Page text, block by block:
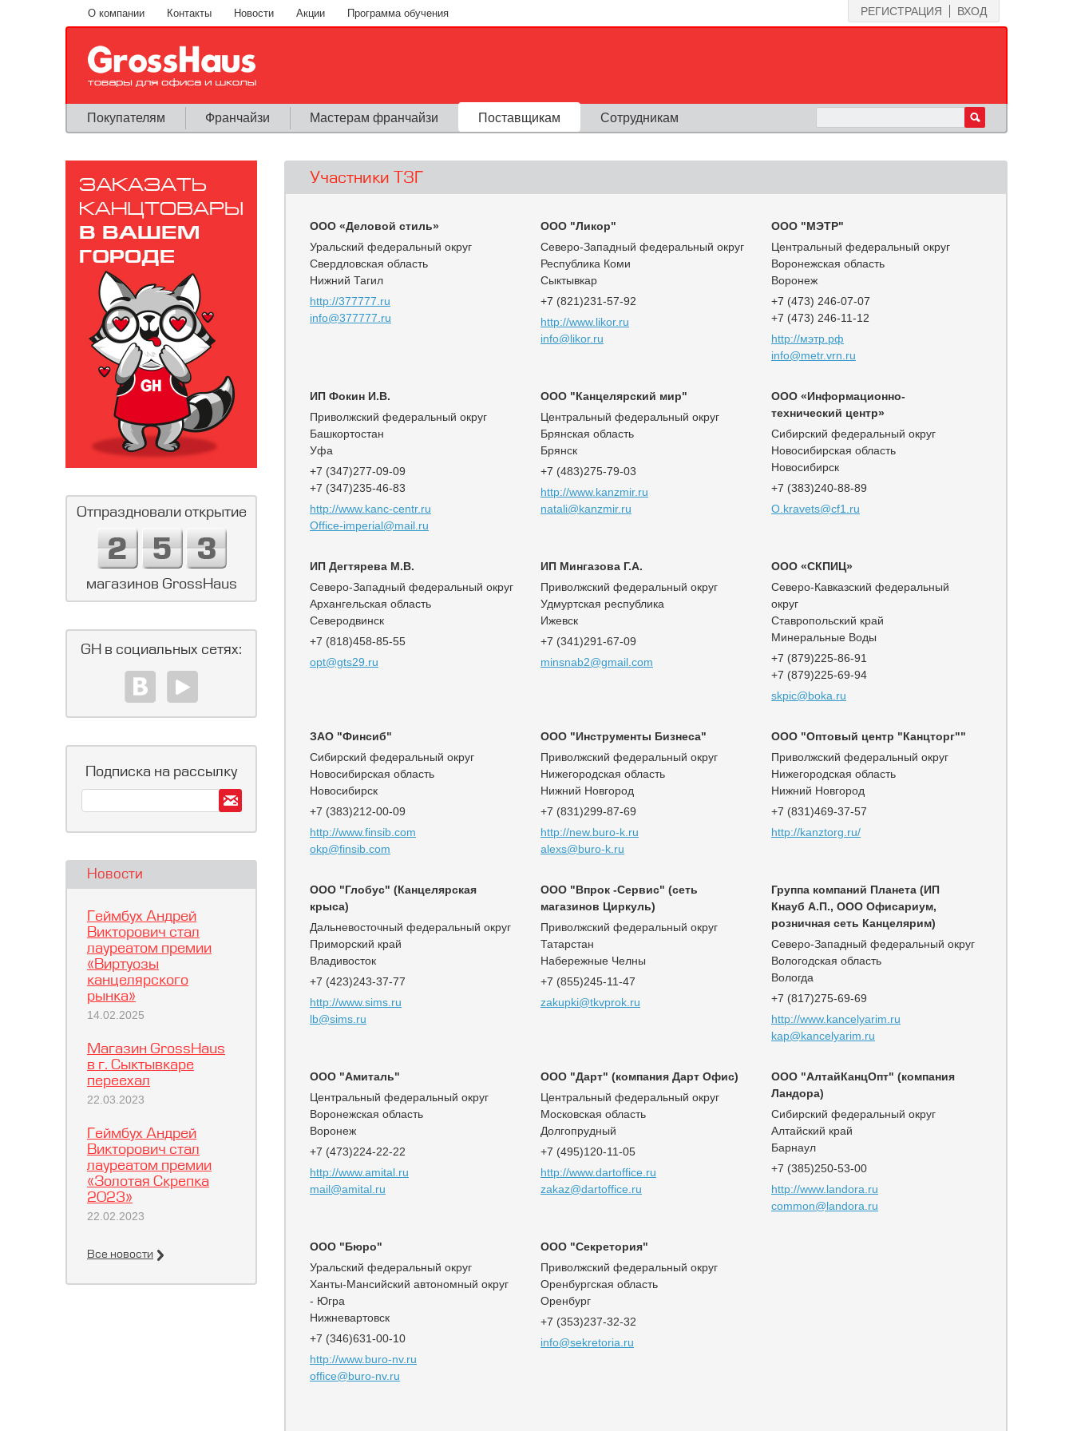
Перейти к основному содержанию РЕГИСТРАЦИЯ ВХОД
О компании Контакты Новости Акции Программа обучения
Покупателям Франчайзи Мастерам франчайзи Поставщикам Сотрудникам
Участники ТЗГ
ООО «Деловой стиль»
Уральский федеральный округ
Свердловская область
Нижний Тагил
http://377777.ru
info@377777.ru
ООО "Ликор"
Северо-Западный федеральный округ
Республика Коми
Сыктывкар
+7 (821)231-57-92
http://www.likor.ru
info@likor.ru
ООО "МЭТР"
Центральный федеральный округ
Воронежская область
Воронеж
+7 (473) 246-07-07
+7 (473) 246-11-12
http://мэтр.рф
info@metr.vrn.ru
ИП Фокин И.В.
Приволжский федеральный округ
Башкортостан
Уфа
+7 (347)277-09-09
+7 (347)235-46-83
http://www.kanc-centr.ru
Office-imperial@mail.ru
ООО "Канцелярский мир"
Центральный федеральный округ
Брянская область
Брянск
+7 (483)275-79-03
http://www.kanzmir.ru
natali@kanzmir.ru
ООО «Информационно-
технический центр»
Сибирский федеральный округ
Новосибирская область
Новосибирск
+7 (383)240-88-89
O.kravets@cf1.ru
ИП Дегтярева М.В.
Северо-Западный федеральный округ
Архангельская область
Северодвинск
+7 (818)458-85-55
opt@gts29.ru
ИП Мингазова Г.А.
Приволжский федеральный округ
Удмуртская республика
Ижевск
+7 (341)291-67-09
minsnab2@gmail.com
ООО «СКПИЦ»
Северо-Кавказский федеральный
округ
Ставропольский край
Минеральные Воды
+7 (879)225-86-91
+7 (879)225-69-94
skpic@boka.ru
ЗАО "Финсиб"
Сибирский федеральный округ
Новосибирская область
Новосибирск
+7 (383)212-00-09
http://www.finsib.com
okp@finsib.com
ООО "Инструменты Бизнеса"
Приволжский федеральный округ
Нижегородская область
Нижний Новгород
+7 (831)299-87-69
http://new.buro-k.ru
alexs@buro-k.ru
ООО "Оптовый центр "Канцторг""
Приволжский федеральный округ
Нижегородская область
Нижний Новгород
+7 (831)469-37-57
http://kanztorg.ru/
ООО "Глобус" (Канцелярская
крыса)
Дальневосточный федеральный округ
Приморский край
Владивосток
+7 (423)243-37-77
http://www.sims.ru
lb@sims.ru
ООО "Впрок -Сервис" (сеть
магазинов Циркуль)
Приволжский федеральный округ
Татарстан
Набережные Челны
+7 (855)245-11-47
zakupki@tkvprok.ru
Группа компаний Планета (ИП
Кнауб А.П., ООО Офисариум,
розничная сеть Канцелярим)
Северо-Западный федеральный округ
Вологодская область
Вологда
+7 (817)275-69-69
http://www.kancelyarim.ru
kap@kancelyarim.ru
ООО "Амиталь"
Центральный федеральный округ
Воронежская область
Воронеж
+7 (473)224-22-22
http://www.amital.ru
mail@amital.ru
ООО "Дарт" (компания Дарт Офис)
Центральный федеральный округ
Московская область
Долгопрудный
+7 (495)120-11-05
http://www.dartoffice.ru
zakaz@dartoffice.ru
ООО "АлтайКанцОпт" (компания
Ландора)
Сибирский федеральный округ
Алтайский край
Барнаул
+7 (385)250-53-00
http://www.landora.ru
common@landora.ru
ООО "Бюро"
Уральский федеральный округ
Ханты-Мансийский автономный округ
- Югра
Нижневартовск
+7 (346)631-00-10
http://www.buro-nv.ru
office@buro-nv.ru
ООО "Секретория"
Приволжский федеральный округ
Оренбургская область
Оренбург
+7 (353)237-32-32
info@sekretoria.ru
Отпраздновали открытие
магазинов GrossHaus
GH в социальных сетях:
Подписка на рассылку
Новости
Геймбух Андрей
Викторович стал
лауреатом премии
«Виртуозы
канцелярского
рынка»
14.02.2025
Магазин GrossHaus
в г. Сыктывкаре
переехал
22.03.2023
Геймбух Андрей
Викторович стал
лауреатом премии
«Золотая Скрепка
2023»
22.02.2023
Все новости